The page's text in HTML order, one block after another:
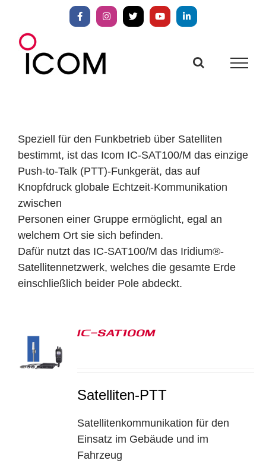
springen
FacebookInstagram
X YouTubeLinkedIn
Speziell für den Funkbetrieb über Satelliten
bestimmt, ist das Icom IC-SAT100/M das einzige
Push-to-Talk (PTT)-Funkgerät, das auf
Knopfdruck globale Echtzeit-Kommunikation
zwischen
Personen einer Gruppe ermöglicht, egal an
welchem Ort sie sich befinden.
Dafür nutzt das IC-SAT100/M das Iridium®-
Satellitennetzwerk, welches die gesamte Erde
einschließlich beider Pole abdeckt.
IC-SAT100M
Satelliten-PTT
Satellitenkommunikation für den
Einsatz im Gebäude und im
Fahrzeug